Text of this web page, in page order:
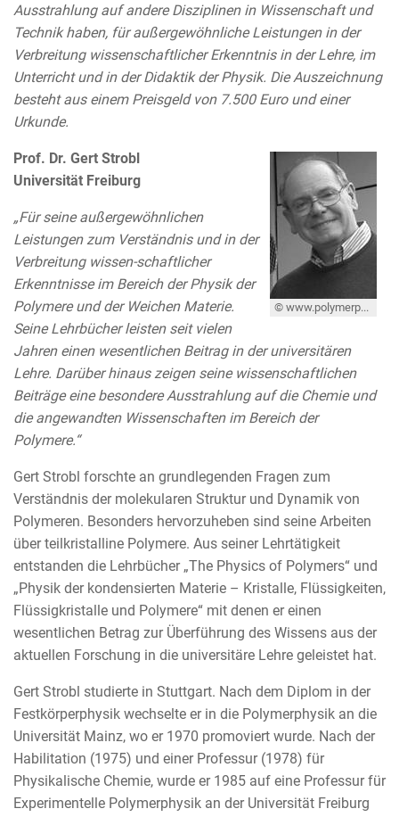
Ausstrahlung auf andere Disziplinen in Wissenschaft und
Technik haben, für außergewöhnliche Leistungen in der
Verbreitung wissenschaftlicher Erkenntnis in der Lehre, im
Unterricht und in der Didaktik der Physik. Die Auszeichnung
besteht aus einem Preisgeld von 7.500 Euro und einer
Urkunde.
© www.polymerphysik.uni-freiburg.de/abb/fotos/strobl
Prof. Dr. Gert Strobl
Universität Freiburg
„Für seine außergewöhnlichen
Leistungen zum Verständnis und in der
Verbreitung wissen-schaftlicher
Erkenntnisse im Bereich der Physik der
Polymere und der Weichen Materie.
Seine Lehrbücher leisten seit vielen
Jahren einen wesentlichen Beitrag in der universitären
Lehre. Darüber hinaus zeigen seine wissenschaftlichen
Beiträge eine besondere Ausstrahlung auf die Chemie und
die angewandten Wissenschaften im Bereich der
Polymere.“
Gert Strobl forschte an grundlegenden Fragen zum
Verständnis der molekularen Struktur und Dynamik von
Polymeren. Besonders hervorzuheben sind seine Arbeiten
über teilkristalline Polymere. Aus seiner Lehrtätigkeit
entstanden die Lehrbücher „The Physics of Polymers“ und
„Physik der kondensierten Materie – Kristalle, Flüssigkeiten,
Flüssigkristalle und Polymere“ mit denen er einen
wesentlichen Betrag zur Überführung des Wissens aus der
aktuellen Forschung in die universitäre Lehre geleistet hat.
Gert Strobl studierte in Stuttgart. Nach dem Diplom in der
Festkörperphysik wechselte er in die Polymerphysik an die
Universität Mainz, wo er 1970 promoviert wurde. Nach der
Habilitation (1975) und einer Professur (1978) für
Physikalische Chemie, wurde er 1985 auf eine Professur für
Experimentelle Polymerphysik an der Universität Freiburg